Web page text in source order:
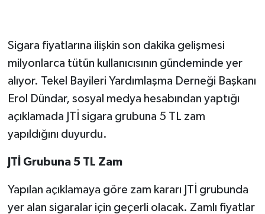
Sigara fiyatlarına ilişkin son dakika gelişmesi
milyonlarca tütün kullanıcısının gündeminde yer
alıyor. Tekel Bayileri Yardımlaşma Derneği Başkanı
Erol Dündar, sosyal medya hesabından yaptığı
açıklamada JTİ sigara grubuna 5 TL zam
yapıldığını duyurdu.
JTİ Grubuna 5 TL Zam
Yapılan açıklamaya göre zam kararı JTİ grubunda
yer alan sigaralar için geçerli olacak. Zamlı fiyatlar